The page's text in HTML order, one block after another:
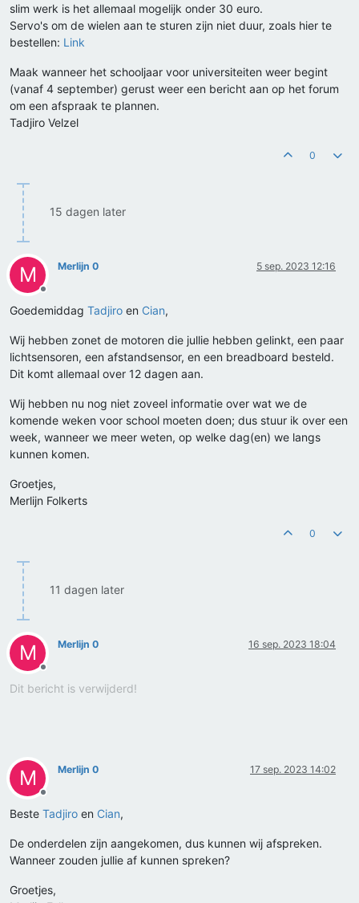
slim werk is het allemaal mogelijk onder 30 euro.
Servo's om de wielen aan te sturen zijn niet duur, zoals hier te
bestellen: Link
Maak wanneer het schooljaar voor universiteiten weer begint
(vanaf 4 september) gerust weer een bericht aan op het forum
om een afspraak te plannen.
Tadjiro Velzel
0
15 dagen later
M
Offline
Merlijn 0 5 sep. 2023 12:16
Goedemiddag Tadjiro en Cian,
Wij hebben zonet de motoren die jullie hebben gelinkt, een paar
lichtsensoren, een afstandsensor, en een breadboard besteld.
Dit komt allemaal over 12 dagen aan.
Wij hebben nu nog niet zoveel informatie over wat we de
komende weken voor school moeten doen; dus stuur ik over een
week, wanneer we meer weten, op welke dag(en) we langs
kunnen komen.
Groetjes,
Merlijn Folkerts
0
11 dagen later
M
Offline
Merlijn 0 16 sep. 2023 18:04
Dit bericht is verwijderd!
M
Offline
Merlijn 0 17 sep. 2023 14:02
Beste Tadjiro en Cian,
De onderdelen zijn aangekomen, dus kunnen wij afspreken.
Wanneer zouden jullie af kunnen spreken?
Groetjes,